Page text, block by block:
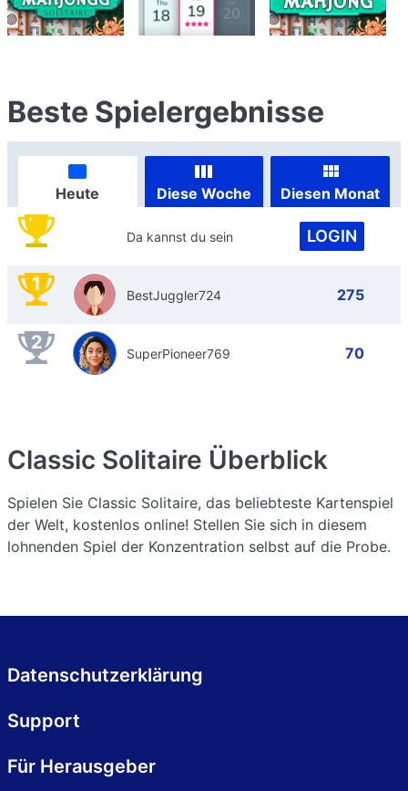
Beste Spielergebnisse
Heute Diese Woche Diesen Monat
Da kannst du sein LOGIN
1 BestJuggler724 275
2 SuperPioneer769 70
Classic Solitaire Überblick
Spielen Sie Classic Solitaire, das beliebteste Kartenspiel
der Welt, kostenlos online! Stellen Sie sich in diesem
lohnenden Spiel der Konzentration selbst auf die Probe.
Datenschutzerklärung
Support
Für Herausgeber